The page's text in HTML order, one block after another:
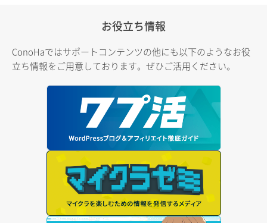
お役立ち情報
ConoHaではサポートコンテンツの他にも以下のようなお役
立ち情報をご用意しております。ぜひご活用ください。